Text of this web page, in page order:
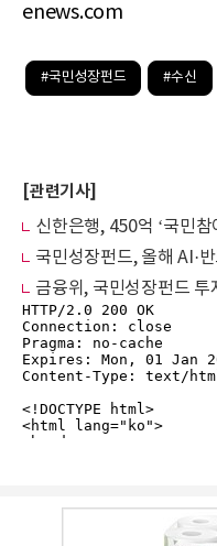
enews.com
#국민성장펀드 #수신
[관련기사]
신한은행, 450억 ‘국민